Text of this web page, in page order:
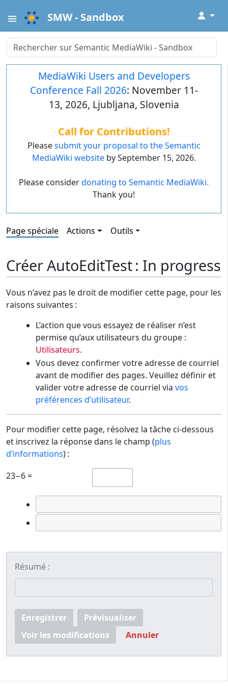
SMW - Sandbox ↓
MediaWiki Users and Developers
Conference Fall 2026: November 11-
13, 2026, Ljubljana, Slovenia
Call for Contributions!
Pleasesubmit your proposal to the Semantic
MediaWiki websiteby September 15, 2026.
Please considerdonating to Semantic MediaWiki.
Thank you!
Page spéciale Actions Outils
Créer AutoEditTest : In progress
Vous n’avez pas le droit de modifier cette page, pour les
raisons suivantes :
L’action que vous essayez de réaliser n’est
permise qu’aux utilisateurs du groupe :
Utilisateurs.
Vous devez confirmer votre adresse de courriel
avant de modifier des pages. Veuillez définir et
valider votre adresse de courriel via vos
préférences d’utilisateur.
Pour modifier cette page, résolvez la tâche ci-dessous
et inscrivez la réponse dans le champ (plus
d’informations) :
23−6 =
Résumé :
Enregistrer
Prévisualiser
Voir les modifications
Annuler